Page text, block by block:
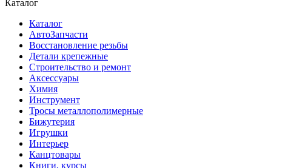
Каталог
Каталог
АвтоЗапчасти
Восстановление резьбы
Детали крепежные
Строительство и ремонт
Аксессуары
Химия
Инструмент
Тросы металлополимерные
Бижутерия
Игрушки
Интерьер
Канцтовары
Книги, курсы